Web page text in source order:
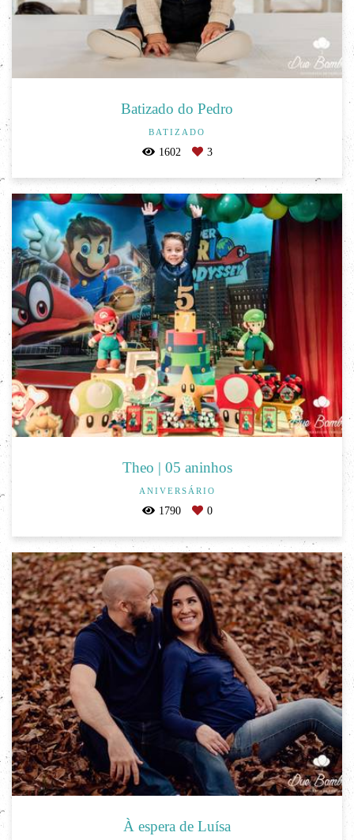
Batizado do Pedro
BATIZADO
1602 3
Theo | 05 aninhos
ANIVERSÁRIO
1790 0
À espera de Luísa